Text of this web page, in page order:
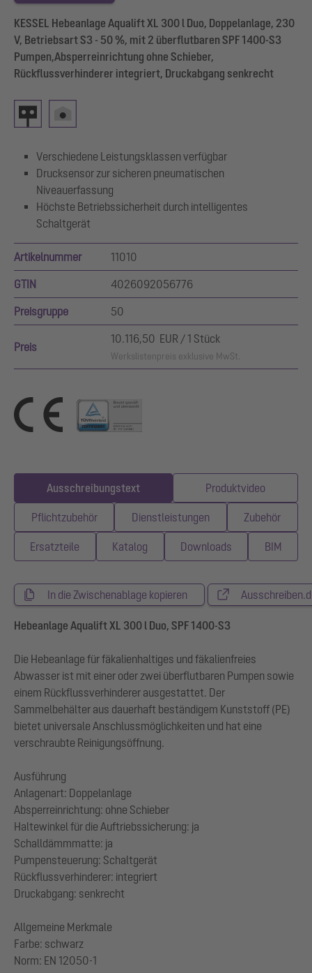
KESSEL Hebeanlage Aqualift XL 300 l Duo, Doppelanlage, 230
V, Betriebsart S3 - 50 %, mit 2 überflutbaren SPF 1400-S3
Pumpen,Absperreinrichtung ohne Schieber,
Rückflussverhinderer integriert, Druckabgang senkrecht
Verschiedene Leistungsklassen verfügbar
Drucksensor zur sicheren pneumatischen
Niveauerfassung
Höchste Betriebssicherheit durch intelligentes
Schaltgerät
Artikelnummer 11010
GTIN 4026092056776
Preisgruppe 50
Preis
10.116,50 EUR / 1 Stück
Werkslistenpreis exklusive MwSt.
Ausschreibungstext Produktvideo
Pflichtzubehör Dienstleistungen Zubehör
Ersatzteile Katalog Downloads BIM
In die Zwischenablage kopieren
Hebeanlage Aqualift XL 300 l Duo, SPF 1400-S3
Die Hebeanlage für fäkalienhaltiges und fäkalienfreies
Abwasser ist mit einer oder zwei überflutbaren Pumpen sowie
einem Rückflussverhinderer ausgestattet. Der
Sammelbehälter aus dauerhaft beständigem Kunststoff (PE)
bietet universale Anschlussmöglichkeiten und hat eine
verschraubte Reinigungsöffnung.
Ausführung
Anlagenart: Doppelanlage
Absperreinrichtung: ohne Schieber
Haltewinkel für die Auftriebssicherung: ja
Schalldämmmatte: ja
Pumpensteuerung: Schaltgerät
Rückflussverhinderer: integriert
Druckabgang: senkrecht
Allgemeine Merkmale
Farbe: schwarz
Norm: EN 12050-1